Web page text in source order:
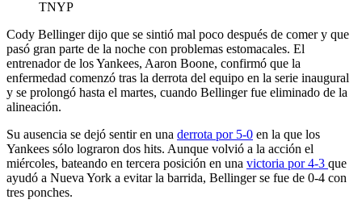
TNYP
Cody Bellinger dijo que se sintió mal poco después de comer y que
pasó gran parte de la noche con problemas estomacales. El
entrenador de los Yankees, Aaron Boone, confirmó que la
enfermedad comenzó tras la derrota del equipo en la serie inaugural
y se prolongó hasta el martes, cuando Bellinger fue eliminado de la
alineación.
Su ausencia se dejó sentir en una derrota por 5-0 en la que los
Yankees sólo lograron dos hits. Aunque volvió a la acción el
miércoles, bateando en tercera posición en una victoria por 4-3 que
ayudó a Nueva York a evitar la barrida, Bellinger se fue de 0-4 con
tres ponches.